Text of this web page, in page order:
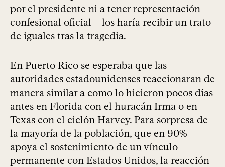
por el presidente ni a tener representación
confesional oficial— los haría recibir un trato
de iguales tras la tragedia.
En Puerto Rico se esperaba que las
autoridades estadounidenses reaccionaran de
manera similar a como lo hicieron pocos días
antes en Florida con el huracán Irma o en
Texas con el ciclón Harvey. Para sorpresa de
la mayoría de la población, que en 90%
apoya el sostenimiento de un vínculo
permanente con Estados Unidos, la reacción